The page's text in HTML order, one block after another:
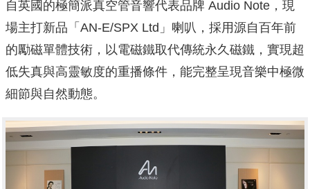
自英國的極簡派真空管音響代表品牌 Audio Note，現
場主打新品「AN-E/SPX Ltd」喇叭，採用源自百年前
的勵磁單體技術，以電磁鐵取代傳統永久磁鐵，實現超
低失真與高靈敏度的重播條件，能完整呈現音樂中極微
細節與自然動態。